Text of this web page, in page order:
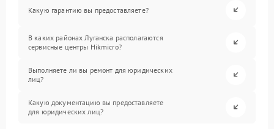
Какую гарантию вы предоставляете?
В каких районах Луганска располагаются
сервисные центры Hikmicro?
Выполняете ли вы ремонт для юридических
лиц?
Какую документацию вы предоставляете
для юридических лиц?